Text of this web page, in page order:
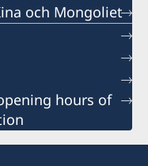
och Mongoliet
hours of